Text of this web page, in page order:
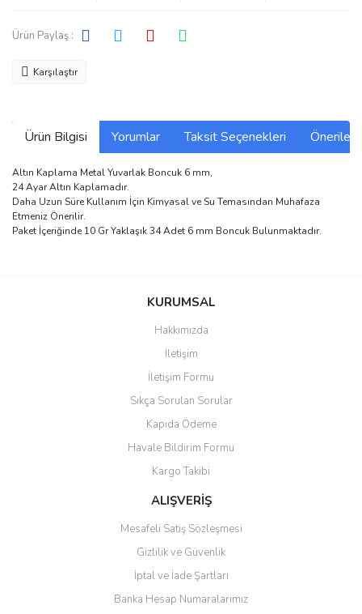
Ürün Paylaş :
Karşılaştır
Ürün Bilgisi Yorumlar Taksit Seçenekleri
Altın Kaplama Metal Yuvarlak Boncuk 6 mm,
24 Ayar Altın Kaplamadır.
Daha Uzun Süre Kullanım İçin Kimyasal ve Su Temasından Muhafaza
Etmeniz Önerilir.
Paket İçeriğinde 10 Gr Yaklaşık 34 Adet 6 mm Boncuk Bulunmaktadır.
Bu ürüne ilk yorumu siz yapın!
Yorum Yaz
Ürün resmi kalitesiz, bozuk veya görüntülenemiyor.
Ürün açıklamasında eksik bilgiler bulunuyor.
Ürün bilgilerinde hatalar bulunuyor.
Ürün fiyatı diğer sitelerden daha pahalı.
Bu ürüne benzer farklı alternatifler olmalı.
Gönder
KURUMSAL
Hakkımızda
İletişim
İletişim Formu
Sıkça Sorulan Sorular
Kapıda Ödeme
Havale Bildirim Formu
Kargo Takibi
ALIŞVERİŞ
Mesafeli Satış Sözleşmesi
Gizlilik ve Güvenlik
İptal ve İade Şartları
Banka Hesap Numaralarımız